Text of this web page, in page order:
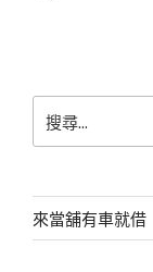
尋
字:
來當舖有車就借